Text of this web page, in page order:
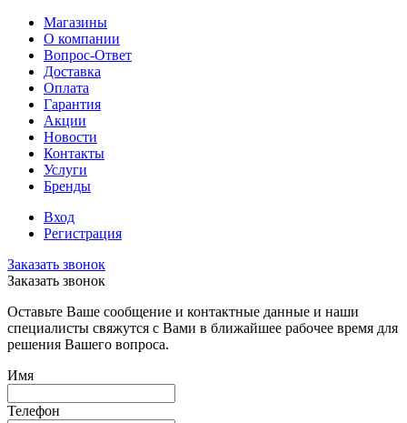
Магазины
О компании
Вопрос-Ответ
Доставка
Оплата
Гарантия
Акции
Новости
Контакты
Услуги
Бренды
Вход
Регистрация
Заказать звонок
Заказать звонок
Оставьте Ваше сообщение и контактные данные и наши
специалисты свяжутся с Вами в ближайшее рабочее время для
решения Вашего вопроса.
Имя
Телефон